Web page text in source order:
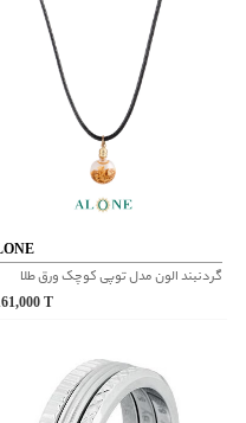
ALONE
گردنبند الون مدل توپی کوچک ورق طلا
1,161,000